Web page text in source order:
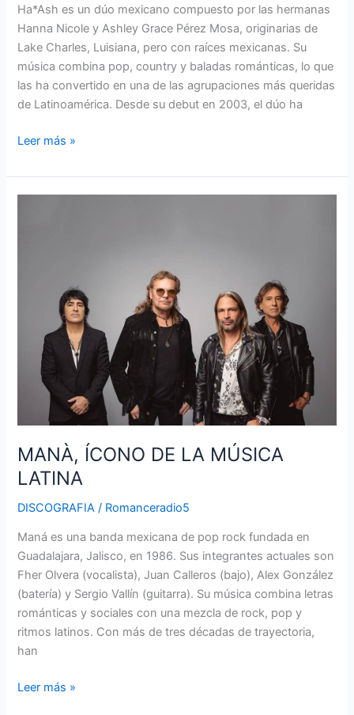
Ha*Ash es un dúo mexicano compuesto por las hermanas
Hanna Nicole y Ashley Grace Pérez Mosa, originarias de
Lake Charles, Luisiana, pero con raíces mexicanas. Su
música combina pop, country y baladas románticas, lo que
las ha convertido en una de las agrupaciones más queridas
de Latinoamérica. Desde su debut en 2003, el dúo ha
Leer más »
MANÀ, ÍCONO DE LA MÚSICA
LATINA
DISCOGRAFIA / Romanceradio5
Maná es una banda mexicana de pop rock fundada en
Guadalajara, Jalisco, en 1986. Sus integrantes actuales son
Fher Olvera (vocalista), Juan Calleros (bajo), Alex González
(batería) y Sergio Vallín (guitarra). Su música combina letras
románticas y sociales con una mezcla de rock, pop y
ritmos latinos. Con más de tres décadas de trayectoria,
han
Leer más »